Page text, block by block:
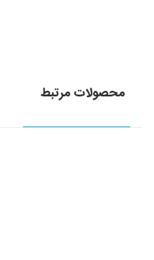
محصولات مرتبط